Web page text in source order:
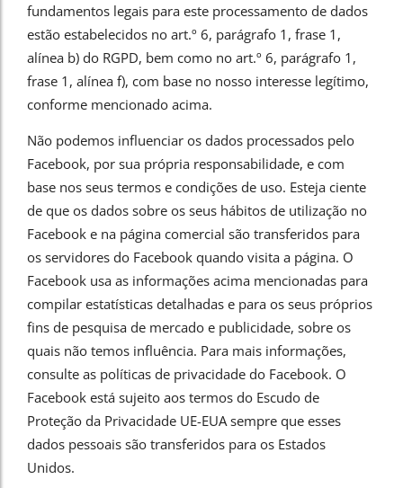
fundamentos legais para este processamento de dados
estão estabelecidos no art.º 6, parágrafo 1, frase 1,
alínea b) do RGPD, bem como no art.º 6, parágrafo 1,
frase 1, alínea f), com base no nosso interesse legítimo,
conforme mencionado acima.
Não podemos influenciar os dados processados pelo
Facebook, por sua própria responsabilidade, e com
base nos seus termos e condições de uso. Esteja ciente
de que os dados sobre os seus hábitos de utilização no
Facebook e na página comercial são transferidos para
os servidores do Facebook quando visita a página. O
Facebook usa as informações acima mencionadas para
compilar estatísticas detalhadas e para os seus próprios
fins de pesquisa de mercado e publicidade, sobre os
quais não temos influência. Para mais informações,
consulte as políticas de privacidade do Facebook. O
Facebook está sujeito aos termos do Escudo de
Proteção da Privacidade UE-EUA sempre que esses
dados pessoais são transferidos para os Estados
Unidos.